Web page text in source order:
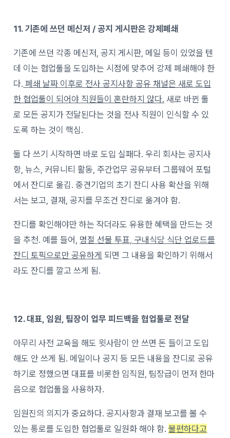
11. 기존에 쓰던 메신저 / 공지 게시판은 강제폐쇄
기존에 쓰던 각종 메신저, 공지 게시판, 메일 등이 있었을 텐
데 이는 협업툴을 도입하는 시점에 맞추어 강제 폐쇄해야 한
다. 폐쇄 날짜 이후로 전사 공지사항 공유 채널은 새로 도입
한 협업툴이 되어야 직원들이 혼란하지 않다. 새로 바뀐 툴
로 모든 공지가 전달된다는 것을 전사 직원이 인식할 수 있
도록 하는 것이 핵심.
둘 다 쓰기 시작하면 바로 도입 실패다.우리 회사는 공지사
항, 뉴스, 커뮤니티 활동, 주간업무 공유부터 그룹웨어 포털
에서 잔디로 옮김.중견기업의 초기 잔디 사용 확산을 위해
서는 보고, 결재, 공지를 무조건 잔디로 옮겨야 함.
잔디를 확인해야만 하는 작더라도 유용한 혜택을 만드는 것
을 추천. 예를 들어, 명절 선물 투표, 구내식당 식단 업로드를
잔디 토픽으로만 공유하게 되면 그 내용을 확인하기 위해서
라도 잔디를 깔고 쓰게 됨.
12. 대표, 임원, 팀장이 업무 피드백을 협업툴로 전달
아무리 사전 교육을 해도 윗사람이 안 쓰면 돈 들이고 도입
해도 안 쓰게 됨. 메일이나 공지 등 모든 내용을 잔디로 공유
하기로 정했으면 대표를 비롯한 임직원, 팀장급이 먼저 한마
음으로 협업툴을 사용하자.
임원진의 의지가 중요하다. 공지사항과 결재 보고를 볼 수
있는 통로를 도입한 협업툴로 일원화 해야 함.불편하다고